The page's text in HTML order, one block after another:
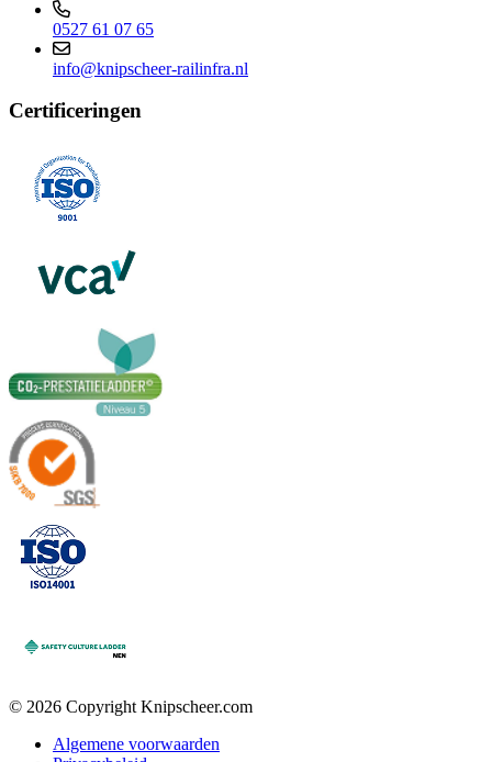
0527 61 07 65
info@knipscheer-railinfra.nl
Certificeringen
© 2026 Copyright Knipscheer.com
Algemene voorwaarden